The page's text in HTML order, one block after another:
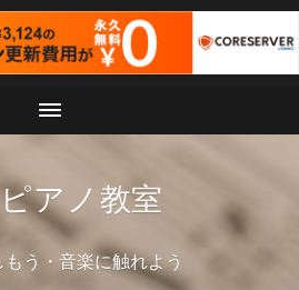
アノ教室
う・音楽に触れよう